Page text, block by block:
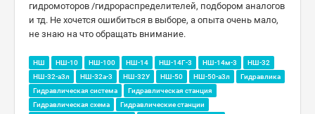
гидромоторов /гидрораспределителей, подбором аналогов
и тд. Не хочется ошибиться в выборе, а опыта очень мало,
не знаю на что обращать внимание.
НШ НШ-10 НШ-100 НШ-14 НШ-14Г-3 НШ-14м-3
НШ-32
НШ-32-а3л
НШ-32а-3 НШ-32У НШ-50 НШ-50-а3л
Гидравлика
Гидравлическая система
Гидравлическая станция
Гидравлическая схема
Гидравлические станции